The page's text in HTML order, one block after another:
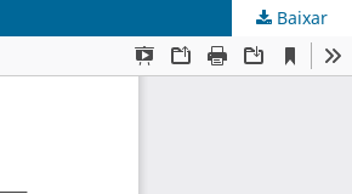
Baixar